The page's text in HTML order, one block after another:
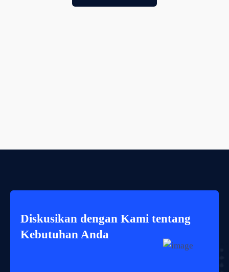
Diskusikan dengan Kami tentang
Kebutuhan Anda